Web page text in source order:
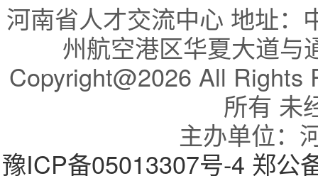
河南省人才交流中心 地址：
州航空港区华夏大道与
Copyright@2026 All Rights
所有 未
主办单位：
豫ICP备05013307号-4 郑公